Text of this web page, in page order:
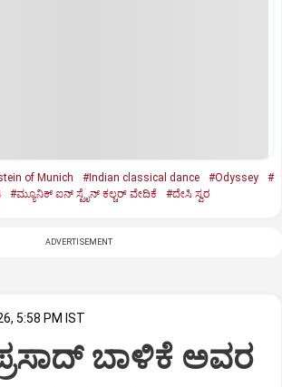
of Munich #Indian classical dance #Odyssey
#
#ಮ್ಯೂನಿಕ್‌ ಐನ್‌ ಸ್ಟೈನ್‌ ಕಲ್ಚರ್‌ ವೇದಿಕೆ #ದೇಸಿ ಸ್ವರ
ADVERTISEMENT
5:58 PM IST
ಬಾಳಿಕೆ ಅವರ